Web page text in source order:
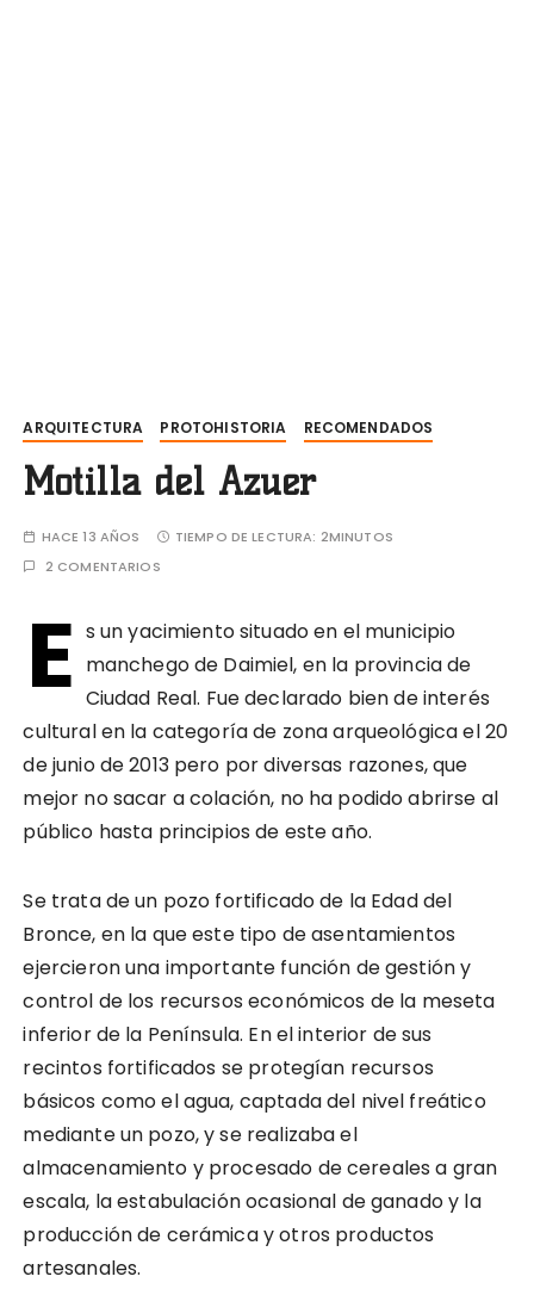
ARQUITECTURA PROTOHISTORIA RECOMENDADOS
Motilla del Azuer
HACE 13 AÑOS TIEMPO DE LECTURA: 2MINUTOS
2 COMENTARIOS
E s un yacimiento situado en el municipio
manchego de Daimiel, en la provincia de
Ciudad Real. Fue declarado bien de interés
cultural en la categoría de zona arqueológica el 20
de junio de 2013 pero por diversas razones, que
mejor no sacar a colación, no ha podido abrirse al
público hasta principios de este año.
Se trata de un pozo fortificado de la Edad del
Bronce, en la que este tipo de asentamientos
ejercieron una importante función de gestión y
control de los recursos económicos de la meseta
inferior de la Península. En el interior de sus
recintos fortificados se protegían recursos
básicos como el agua, captada del nivel freático
mediante un pozo, y se realizaba el
almacenamiento y procesado de cereales a gran
escala, la estabulación ocasional de ganado y la
producción de cerámica y otros productos
artesanales.